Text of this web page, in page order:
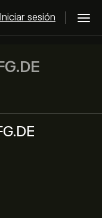
Iniciar sesión